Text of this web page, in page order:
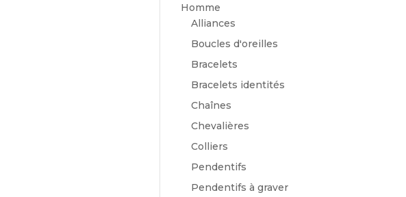
Homme
Alliances
Boucles d'oreilles
Bracelets
Bracelets identités
Chaînes
Chevalières
Colliers
Pendentifs
Pendentifs à graver